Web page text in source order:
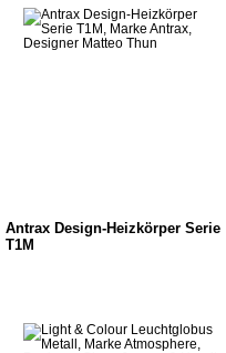
Antrax Design-Heizkörper Serie
T1M